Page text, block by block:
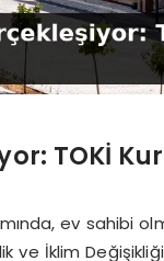
TOKİ
ev sahibi
ve İklim Değişikliği